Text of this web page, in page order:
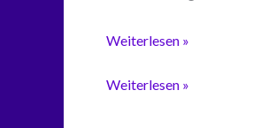
Bundesweite
für
Weiterlesen »
Bundesweite
Weiterlesen »